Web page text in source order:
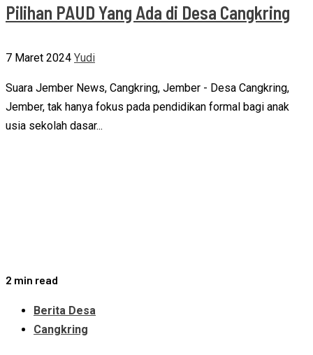
Pilihan PAUD Yang Ada di Desa Cangkring
7 Maret 2024 Yudi
Suara Jember News, Cangkring, Jember - Desa Cangkring,
Jember, tak hanya fokus pada pendidikan formal bagi anak
usia sekolah dasar...
2 min read
Berita Desa
Cangkring